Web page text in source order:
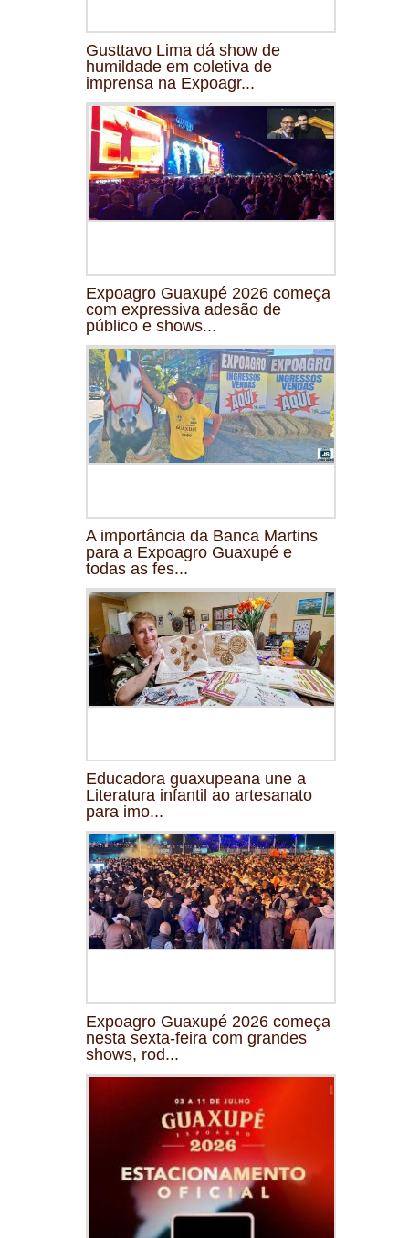
Gusttavo Lima dá show de
humildade em coletiva de
imprensa na Expoagr...
Expoagro Guaxupé 2026 começa
com expressiva adesão de
público e shows...
A importância da Banca Martins
para a Expoagro Guaxupé e
todas as fes...
Educadora guaxupeana une a
Literatura infantil ao artesanato
para imo...
Expoagro Guaxupé 2026 começa
nesta sexta-feira com grandes
shows, rod...